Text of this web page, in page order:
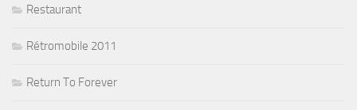
Restaurant
Rétromobile 2011
Return To Forever